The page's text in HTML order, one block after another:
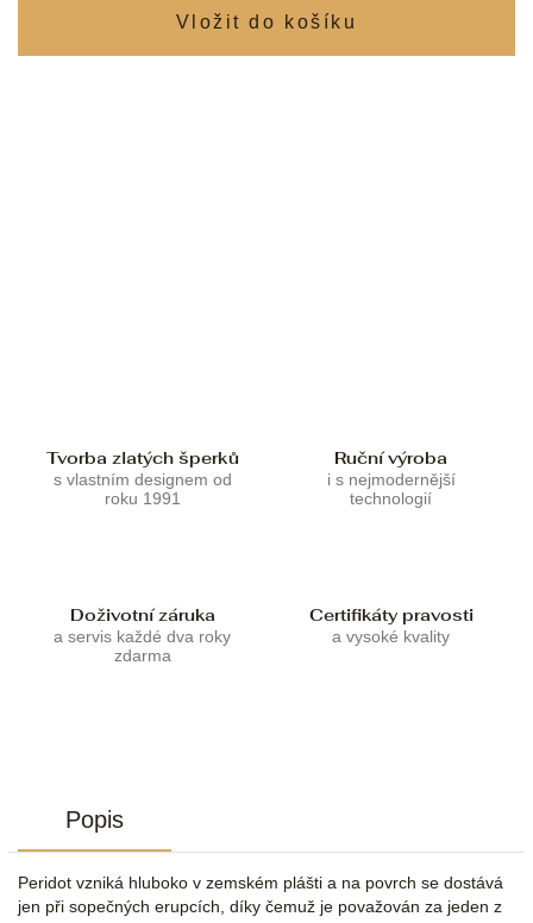
Tvorba zlatých šperků
s vlastním designem od
roku 1991
Ruční výroba
i s nejmodernější
technologií
Doživotní záruka
a servis každé dva roky
zdarma
Certifikáty pravosti
a vysoké kvality
Popis
Peridot vzniká hluboko v zemském plášti a na povrch se dostává
jen při sopečných erupcích, díky čemuž je považován za jeden z